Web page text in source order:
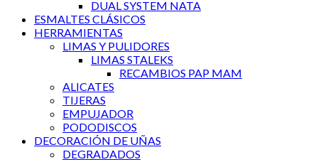
DUAL SYSTEM NATA
ESMALTES CLÁSICOS
HERRAMIENTAS
LIMAS Y PULIDORES
LIMAS STALEKS
RECAMBIOS PAP MAM
ALICATES
TIJERAS
EMPUJADOR
PODODISCOS
DECORACIÓN DE UÑAS
DEGRADADOS